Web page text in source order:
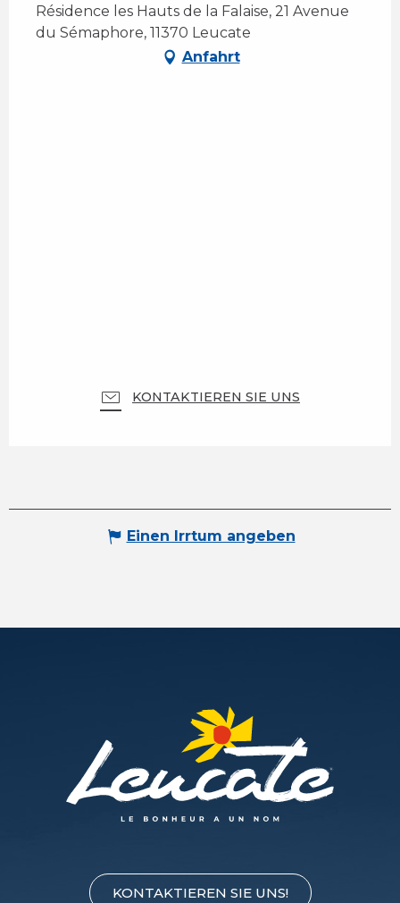
Résidence les Hauts de la Falaise, 21 Avenue
du Sémaphore, 11370 Leucate
Anfahrt
KONTAKTIEREN SIE UNS
Einen Irrtum angeben
KONTAKTIEREN SIE UNS!